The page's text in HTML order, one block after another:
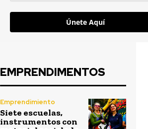
Únete Aquí
EMPRENDIMENTOS
Emprendimiento
Siete escuelas,
instrumentos con